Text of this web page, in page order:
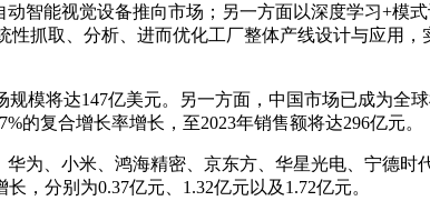
智能视觉设备推向市场；另一方面以深度学习+模
抓取、分析、进而优化工厂整体产线设计与应用，
规模将达147亿美元。另一方面，中国市场已成为全
的复合增长率增长，至2023年销售额将达296亿元。
为、小米、鸿海精密、京东方、华星光电、宁德时
，分别为0.37亿元、1.32亿元以及1.72亿元。